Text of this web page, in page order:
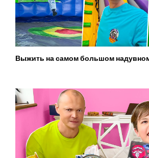
Выжить на самом большом